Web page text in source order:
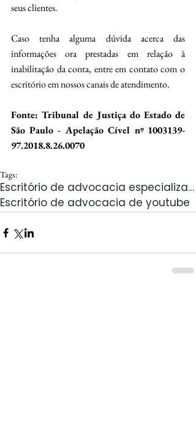
seus clientes.
Caso tenha alguma dúvida acerca das
informações ora prestadas em relação à
inabilitação da conta, entre em contato com o
escritório em nossos canais de atendimento.
Fonte: Tribunal de Justiça do Estado de
São Paulo - Apelação Cível nº 1003139-
97.2018.8.26.0070
Tags:
Escritório de advocacia especializado em desbloqueio de youtube
Escritório de advocacia de youtube